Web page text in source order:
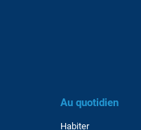
Au quotidien
Habiter